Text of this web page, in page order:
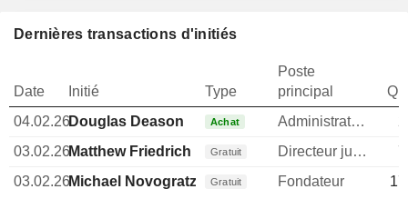
Dernières transactions d'initiés
Date Initié Type
Poste
principal
04.02.26Douglas Deason Achat Administrateur
03.02.26Matthew Friedrich Gratuit Directeur juridique
03.02.26Michael Novogratz Gratuit Fondateur